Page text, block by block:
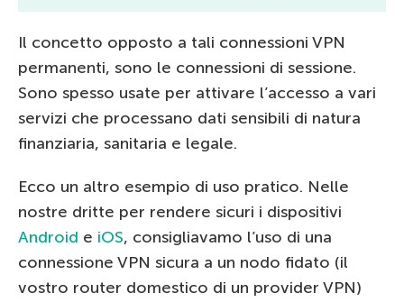
Il concetto opposto a tali connessioni VPN
permanenti, sono le connessioni di sessione.
Sono spesso usate per attivare l’accesso a vari
servizi che processano dati sensibili di natura
finanziaria, sanitaria e legale.
Ecco un altro esempio di uso pratico. Nelle
nostre dritte per rendere sicuri i dispositivi
Android e iOS, consigliavamo l’uso di una
connessione VPN sicura a un nodo fidato (il
vostro router domestico di un provider VPN)